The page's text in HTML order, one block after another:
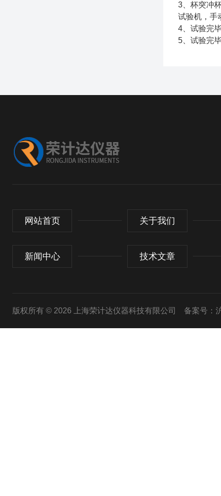
3、杯突冲
试验机，手
4、试验完
5、试验完
网站首页 关于我们
新闻中心 技术文章
版权所有 © 2026 上海荣计达仪器科技有限公司 备案号：